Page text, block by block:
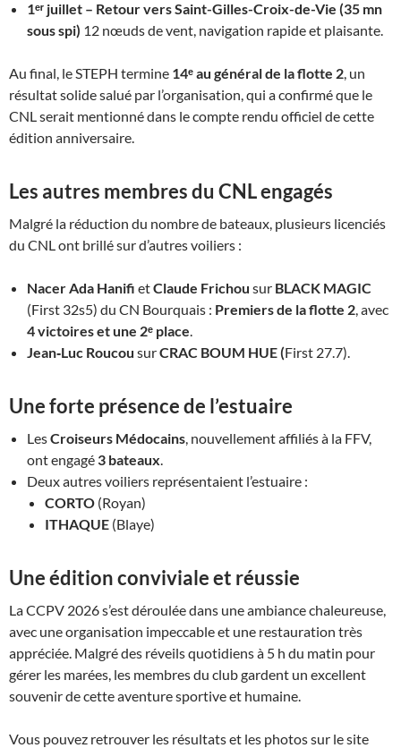
1ᵉʳ juillet – Retour vers Saint-Gilles-Croix-de-Vie (35 mn
sous spi) 12 nœuds de vent, navigation rapide et plaisante.
Au final, le STEPH termine 14ᵉ au général de la flotte 2, un
résultat solide salué par l’organisation, qui a confirmé que le
CNL serait mentionné dans le compte rendu officiel de cette
édition anniversaire.
Les autres membres du CNL engagés
Malgré la réduction du nombre de bateaux, plusieurs licenciés
du CNL ont brillé sur d’autres voiliers :
Nacer Ada Hanifi etClaude Frichou sur BLACK MAGIC
(First 32s5) du CN Bourquais : Premiers de la flotte 2, avec
4 victoires et une 2ᵉ place.
Jean‑Luc Roucou surCRAC BOUM HUE (First 27.7).
Une forte présence de l’estuaire
LesCroiseurs Médocains, nouvellement affiliés à la FFV,
ont engagé 3 bateaux.
Deux autres voiliers représentaient l’estuaire :
CORTO (Royan)
ITHAQUE (Blaye)
Une édition conviviale et réussie
La CCPV 2026 s’est déroulée dans une ambiance chaleureuse,
avec une organisation impeccable et une restauration très
appréciée. Malgré des réveils quotidiens à 5 h du matin pour
gérer les marées, les membres du club gardent un excellent
souvenir de cette aventure sportive et humaine.
Vous pouvez retrouver les résultats et les photos sur le site